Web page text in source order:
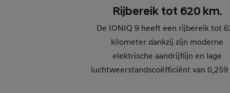
Rijbereik tot 620 km.
De IONIQ 9 heeft een rijbereik tot
kilometer dankzij zijn moderne
elektrische aandrijflijn en lage
luchtweerstandscoëfficiënt van 0,259